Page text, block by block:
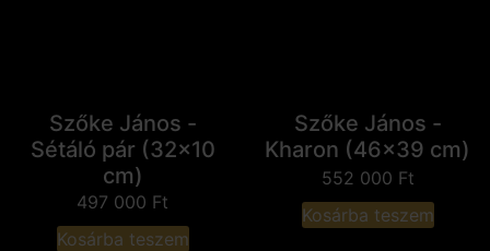
Szőke János -
Sétáló pár (32x10
cm)
497 000 Ft
Kosárba teszem
Szőke János -
Kharon (46x39 cm)
552 000 Ft
Kosárba teszem